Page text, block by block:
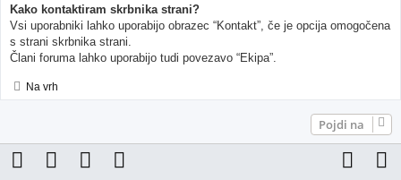
Kako kontaktiram skrbnika strani?
Vsi uporabniki lahko uporabijo obrazec “Kontakt”, če je opcija omogočena
s strani skrbnika strani.
Člani foruma lahko uporabijo tudi povezavo “Ekipa”.
Na vrh
Pojdi na